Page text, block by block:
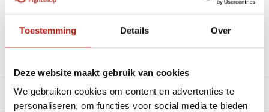
Toestemming Details Over
Deze website maakt gebruik van cookies
We gebruiken cookies om content en advertenties te
personaliseren, om functies voor social media te bieden
Beschikbaar in de volgende varianten:
Product tags